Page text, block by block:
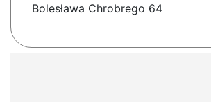
Bolesława Chrobrego 64